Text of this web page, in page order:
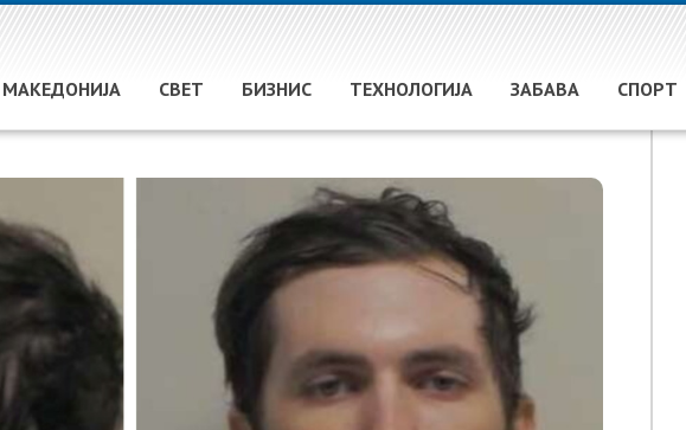
МАКЕДОНИЈА СВЕТ БИЗНИС ТЕХНОЛОГИЈА ЗАБАВА СПОРТ